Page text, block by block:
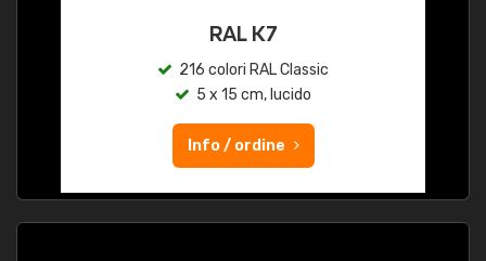
RAL K7
216 colori RAL Classic
5 x 15 cm, lucido
Info / ordine